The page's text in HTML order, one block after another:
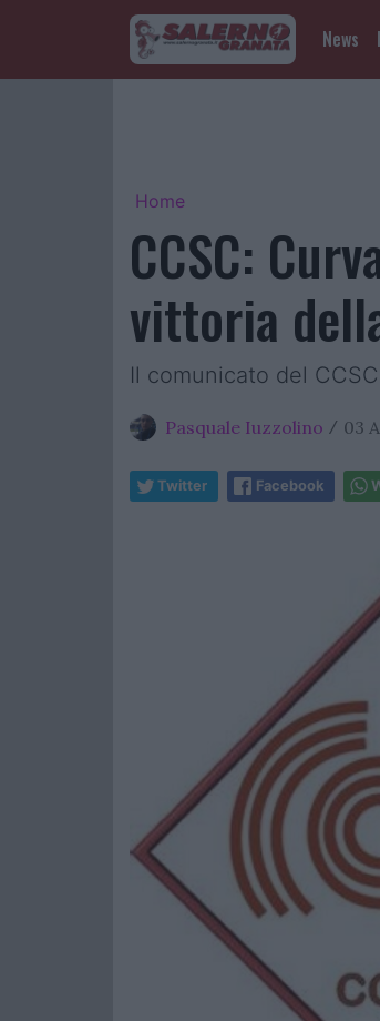
News
Home
CCSC:
vittoria
Il comunicato del CCSC
Pasquale Iuzzolino / 03
Twitter Facebook